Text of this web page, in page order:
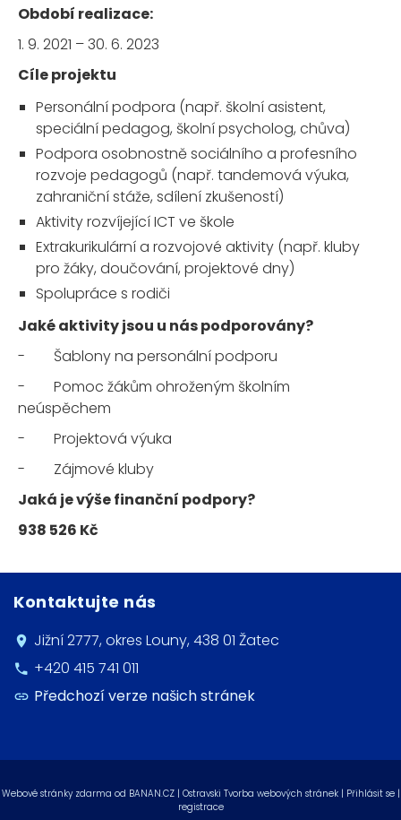
Období realizace:
1. 9. 2021 – 30. 6. 2023
Cíle projektu
Personální podpora (např. školní asistent,
speciální pedagog, školní psycholog, chůva)
Podpora osobnostně sociálního a profesního
rozvoje pedagogů (např. tandemová výuka,
zahraniční stáže, sdílení zkušeností)
Aktivity rozvíjející ICT ve škole
Extrakurikulární a rozvojové aktivity (např. kluby
pro žáky, doučování, projektové dny)
Spolupráce s rodiči
Jaké aktivity jsou u nás podporovány?
- Šablony na personální podporu
- Pomoc žákům ohroženým školním
neúspěchem
- Projektová výuka
- Zájmové kluby
Jaká je výše finanční podpory?
938 526 Kč
Kontaktujte nás
Jižní 2777, okres Louny, 438 01 Žatec
+420 415 741 011
Předchozí verze našich stránek
Webové stránky zdarma od BANAN.CZ| Ostravski Tvorba webových stránek | Přihlásit se |
registrace